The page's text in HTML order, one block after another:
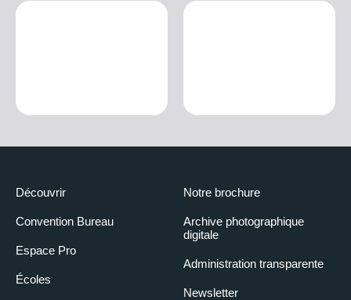
Découvrir
Convention Bureau
Espace Pro
Écoles
Notre brochure
Archive photographique
digitale
Administration transparente
Newsletter